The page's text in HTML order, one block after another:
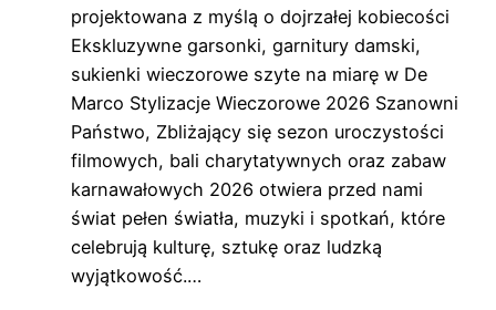
projektowana z myślą o dojrzałej kobiecości
Ekskluzywne garsonki, garnitury damski,
sukienki wieczorowe szyte na miarę w De
Marco Stylizacje Wieczorowe 2026 Szanowni
Państwo, Zbliżający się sezon uroczystości
filmowych, bali charytatywnych oraz zabaw
karnawałowych 2026 otwiera przed nami
świat pełen światła, muzyki i spotkań, które
celebrują kulturę, sztukę oraz ludzką
wyjątkowość.…